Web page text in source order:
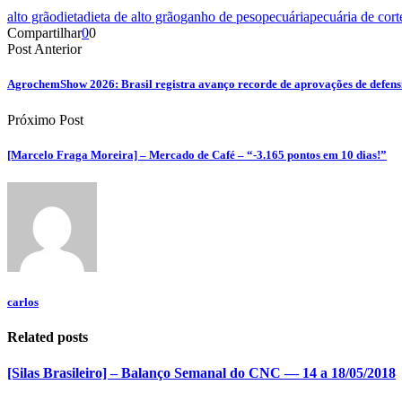
alto grãodietadieta de alto grãoganho de pesopecuáriapecuária de
Compartilhar00
Post Anterior
AgrochemShow 2026: Brasil registra avanço recorde de aprovações de
Próximo Post
[Marcelo Fraga Moreira] – Mercado de Café – “-3.165 pontos em 10 dias!”
carlos
Related posts
[Silas Brasileiro] – Balanço Semanal do CNC — 14 a 18/05/2018